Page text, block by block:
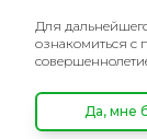
Для
ознакомиться с
Да, мне